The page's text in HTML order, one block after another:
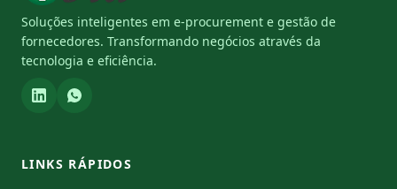
Soluções inteligentes em e-procurement e gestão de
fornecedores. Transformando negócios através da
tecnologia e eficiência.
LINKS RÁPIDOS